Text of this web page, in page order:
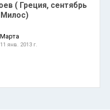
( Греция, сентябрь
Милос)
Марта
11 янв. 2013 г.